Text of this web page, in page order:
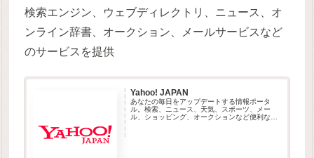
検索エンジン、ウェブディレクトリ、ニュース、オ
ンライン辞書、オークション、メールサービスなど
のサービスを提供
Yahoo! JAPAN
あなたの毎日をアップデートする情報ポータ
ル。検索、ニュース、天気、スポーツ、メー
ル、ショッピング、オークションなど便利なサ